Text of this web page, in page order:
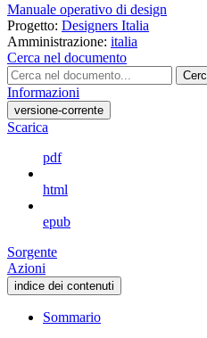
Manuale operativo di design
Progetto: Designers Italia
Amministrazione: italia
Cerca nel documento
Informazioni
versione-corrente
Scarica
pdf
html
epub
Sorgente
Azioni
indice dei contenuti
Sommario